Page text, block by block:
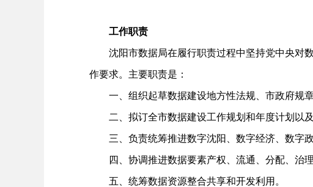
工作职责
沈阳市数据局在履行职责过程中坚持党中央对数
作要求。主要职责是：
一、组织起草数据建设地方性法规、市政府规章
二、拟订全市数据建设工作规划和年度计划以及
三、负责统筹推进数字沈阳、数字经济、数字政
四、协调推进数据要素产权、流通、分配、治理
五、统筹数据资源整合共享和开发利用。